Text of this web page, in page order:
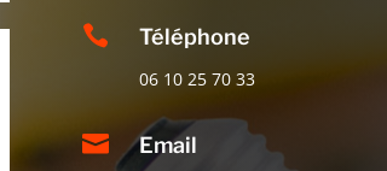
 Téléphone
06 10 25 70 33
 Email